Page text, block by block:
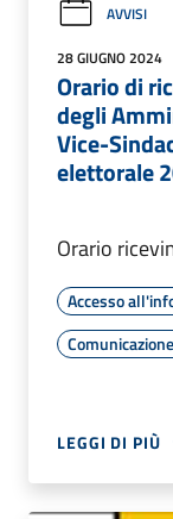
AVVISI
28 GIUGNO 2024
Orario di
degli
Vice-
elettorale
Orario
Accesso
LEGGI DI PIÙ